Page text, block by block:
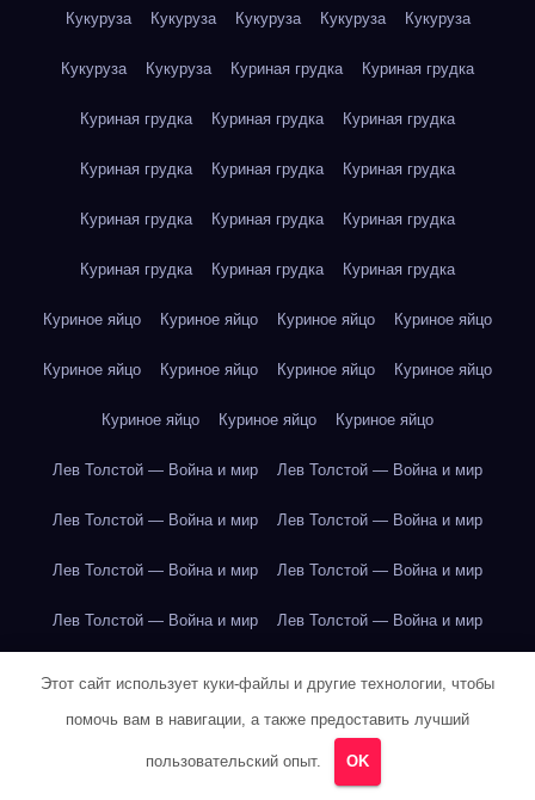
Кукуруза Кукуруза Кукуруза Кукуруза Кукуруза
Кукуруза Кукуруза Куриная грудка Куриная грудка
Куриная грудка Куриная грудка Куриная грудка
Куриная грудка Куриная грудка Куриная грудка
Куриная грудка Куриная грудка Куриная грудка
Куриная грудка Куриная грудка Куриная грудка
Куриное яйцо Куриное яйцо Куриное яйцо Куриное яйцо
Куриное яйцо Куриное яйцо Куриное яйцо Куриное яйцо
Куриное яйцо Куриное яйцо Куриное яйцо
Лев Толстой — Война и мир Лев Толстой — Война и мир
Лев Толстой — Война и мир Лев Толстой — Война и мир
Лев Толстой — Война и мир Лев Толстой — Война и мир
Лев Толстой — Война и мир Лев Толстой — Война и мир
Лев Толстой — Война и мир Лев Толстой — Война и мир
Лев Толстой — Война и мир Лев Толстой — Война и мир
Этот сайт использует куки-файлы и другие технологии, чтобы
помочь вам в навигации, а также предоставить лучший
пользовательский опыт. OK